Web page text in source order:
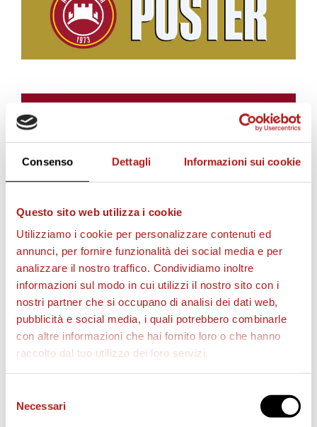
Consenso Dettagli Informazioni sui cookie
Questo sito web utilizza i cookie
Utilizziamo i cookie per personalizzare contenuti ed
annunci, per fornire funzionalità dei social media e per
analizzare il nostro traffico. Condividiamo inoltre
informazioni sul modo in cui utilizzi il nostro sito con i
nostri partner che si occupano di analisi dei dati web,
pubblicità e social media, i quali potrebbero combinarle
con altre informazioni che hai fornito loro o che hanno
raccolto dal tuo utilizzo dei loro servizi.
delNecessari
i
i
v
i
d
BIGLIETTI
AS CITTADELLA STORE